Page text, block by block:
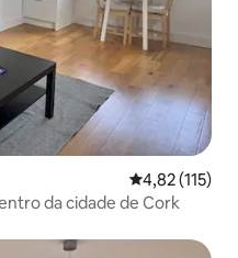
4,82 de uma
4,82 (115)
da cidade de Cork